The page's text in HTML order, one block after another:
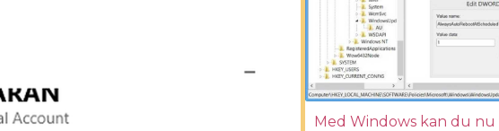
Med Windows kan du nu